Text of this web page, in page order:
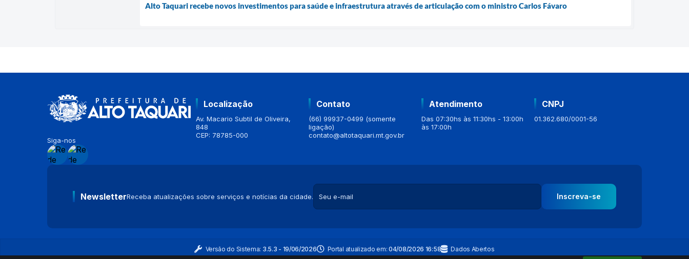
Alto Taquari recebe novos investimentos para saúde e infraestrutura através de articulação com o ministro Carlos Fávaro
Siga-nos
Localização
Av. Macario Subtil de Oliveira,
848
CEP: 78785-000
Contato
(66) 99937-0499 (somente
ligação)
contato@altotaquari.mt.gov.br
Atendimento
Das 07:30hs às 11:30hs - 13:00h
às 17:00h
CNPJ
01.362.680/0001-56
NewsletterReceba atualizações sobre serviços e notícias da cidade. Inscreva-se
Versão do Sistema: 3.5.3 - 19/06/2026 Portal atualizado em:04/08/2026 16:58 Dados Abertos